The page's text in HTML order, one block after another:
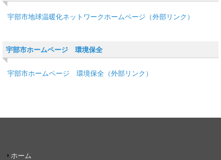
宇部市地球温暖化ネットワークホームページ（外部リンク）
宇部市ホームページ 環境保全
宇部市ホームページ 環境保全（外部リンク）
ホーム